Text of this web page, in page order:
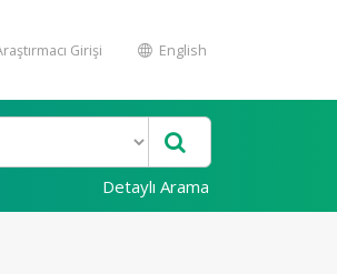
Girişi English
Detaylı Arama